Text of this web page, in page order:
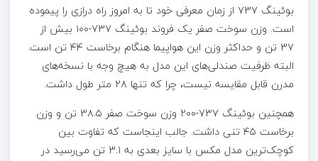
بوئینگ ۷۳۷ از زمان معرفی خود تا به امروز راه درازی را پیموده
است. وزن سوخت صفر یک فروند بوئینگ ۷۳۷-۱۰۰ بیش از
۳۷ تن و حداکثر وزن این هواپیما هنگام برخاست ۴۴ تن است.
البته ظرفیت صندلی‌های این مدل به هیچ وجه با نسخه‌های
مدرن قابل مقایسه نیست، چرا که تنها ۲۸ متر طول داشت.
همچنین بوئینگ ۷۳۷-۲۰۰ وزن سوخت صفر ۳۸.۵ تن و وزن
برخاست ۴۵ تنی داشت. جالب اینجاست که تفاوت بین
کوچک‌ترین مدل مکس با سایز بعدی به ۳.۱ تن می‌رسید در